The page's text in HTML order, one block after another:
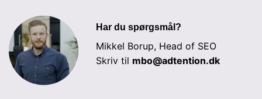
Har du spørgsmål?
Mikkel Borup, Head of SEO
Skriv til mbo@adtention.dk